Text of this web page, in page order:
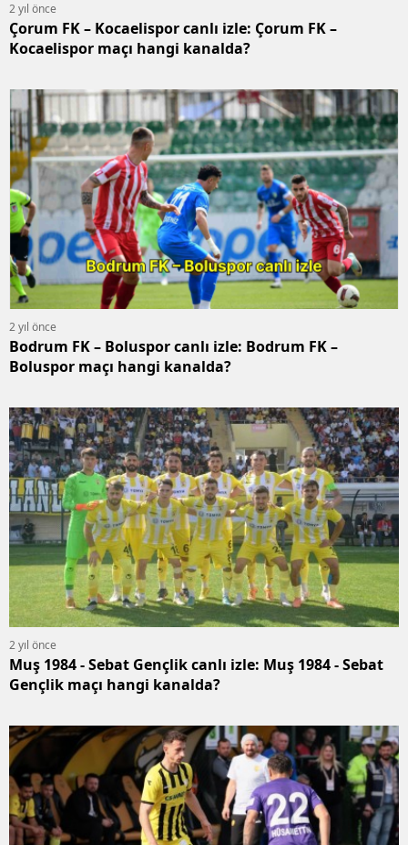
2 yıl önce
Çorum FK – Kocaelispor canlı izle: Çorum FK –
Kocaelispor maçı hangi kanalda?
2 yıl önce
Bodrum FK – Boluspor canlı izle: Bodrum FK –
Boluspor maçı hangi kanalda?
2 yıl önce
Muş 1984 - Sebat Gençlik canlı izle: Muş 1984 - Sebat
Gençlik maçı hangi kanalda?